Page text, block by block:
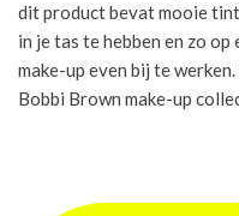
dit product bevat mooie
in je tas te hebben en zo
make-up even bij te
Bobbi Brown make-up